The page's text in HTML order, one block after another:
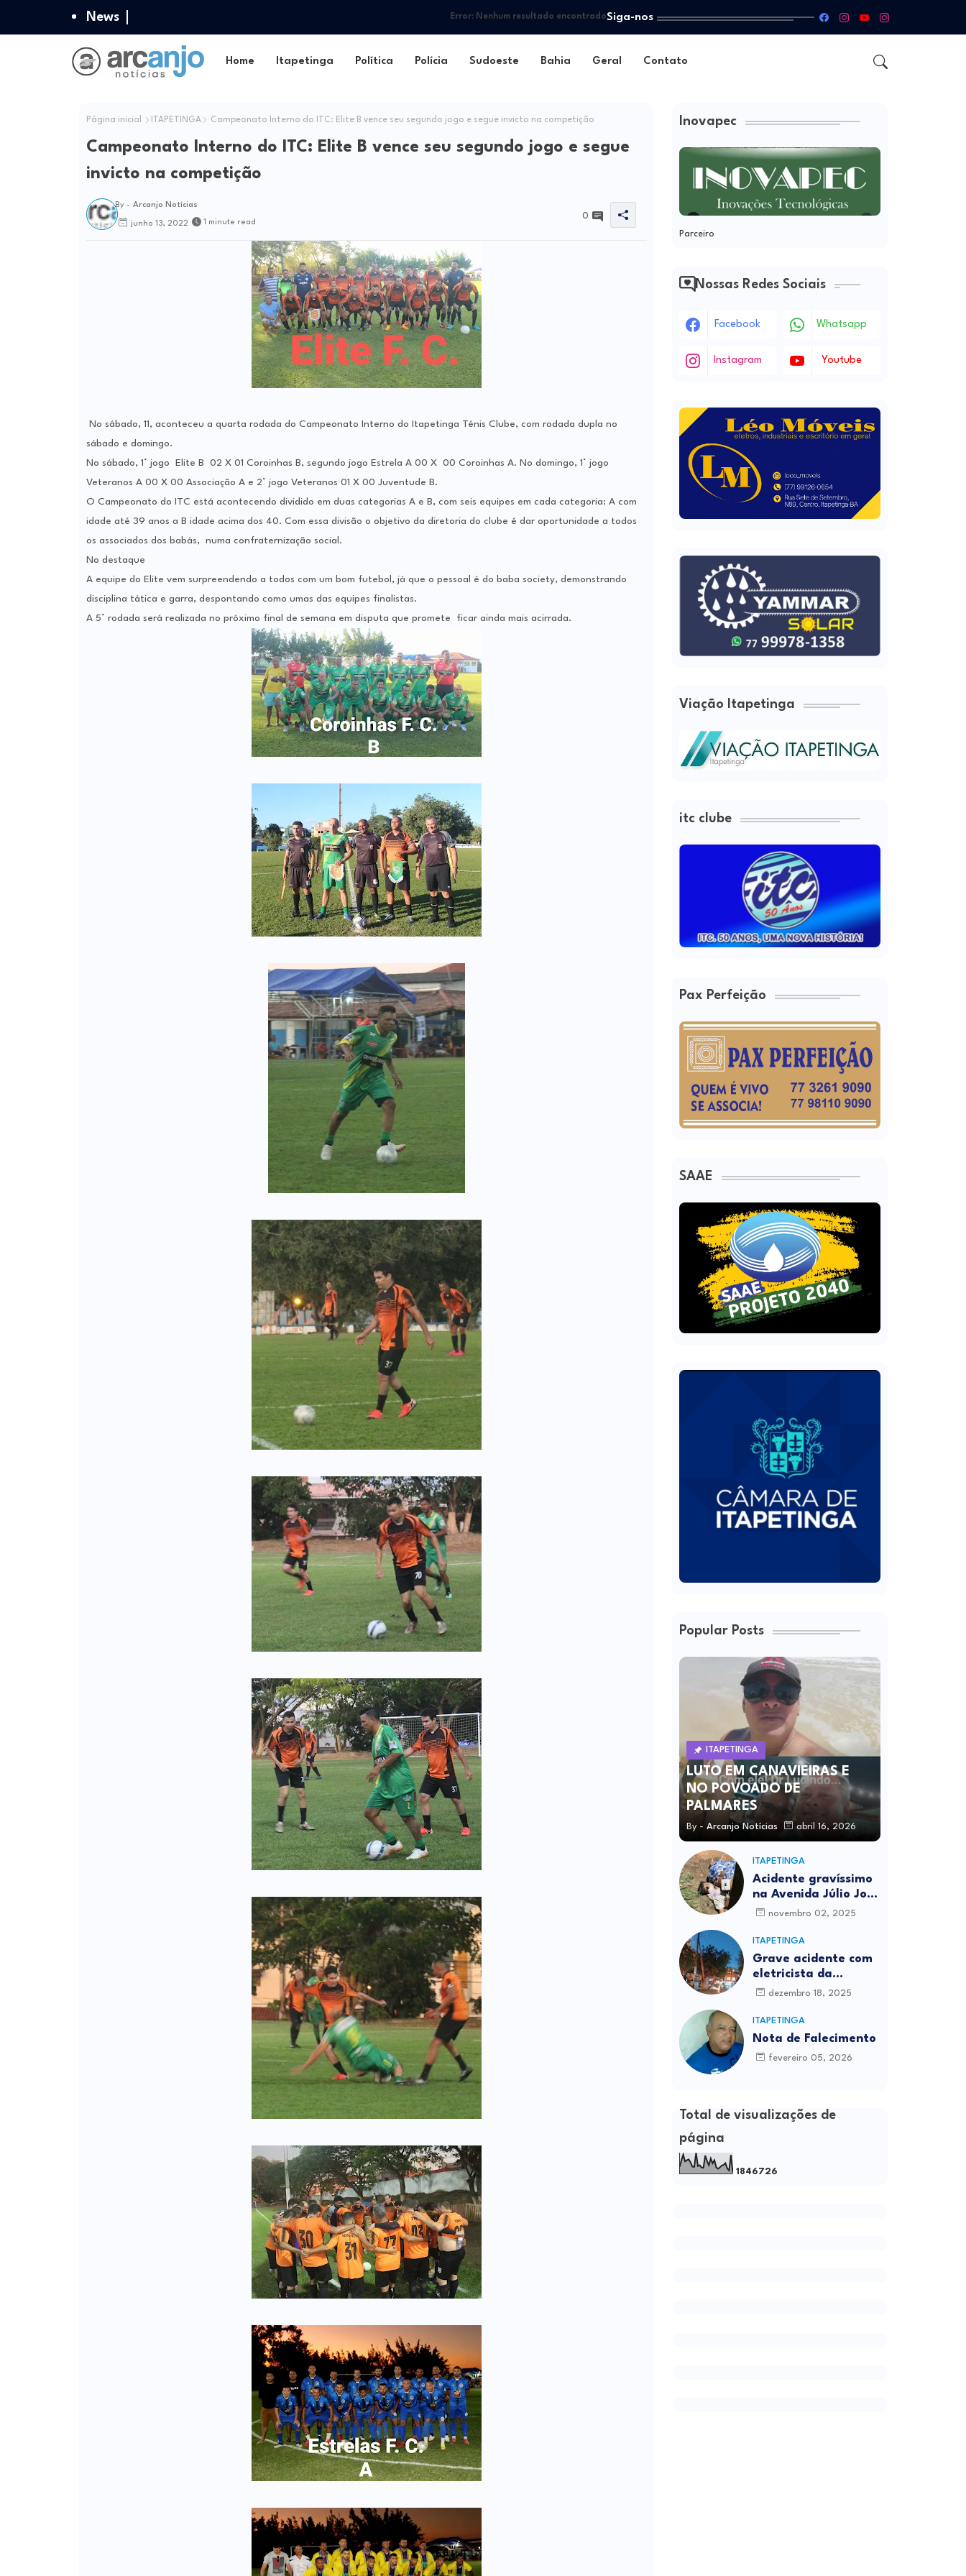
News Error:Nenhum resultado encontradoSiga-nos
Home Itapetinga Política Polícia Sudoeste Bahia Geral Contato
Página inicial ITAPETINGA Campeonato Interno do ITC: Elite B vence seu segundo jogo e segue invicto na competição
Campeonato Interno do ITC: Elite B vence seu segundo jogo e segue
invicto na competição
By - Arcanjo Notícias
junho 13, 2022 1 minute read
0
No sábado, 11, aconteceu a quarta rodada do Campeonato Interno do Itapetinga Ténis Clube, com rodada dupla no
sábado e domingo.
No sábado, 1° jogo Elite B 02 X 01 Coroinhas B, segundo jogo Estrela A 00 X 00 Coroinhas A. No domingo, 1° jogo
Veteranos A 00 X 00 Associação A e 2° jogo Veteranos 01 X 00 Juventude B.
O Campeonato do ITC está acontecendo dividido em duas categorias A e B, com seis equipes em cada categoria: A com
idade até 39 anos a B idade acima dos 40. Com essa divisão o objetivo da diretoria do clube é dar oportunidade a todos
os associados dos babás, numa confraternização social.
No destaque
A equipe do Elite vem surpreendendo a todos com um bom futebol, já que o pessoal é do baba society, demonstrando
disciplina tática e garra, despontando como umas das equipes finalistas.
A 5° rodada será realizada no próximo final de semana em disputa que promete ficar ainda mais acirrada.
Inovapec
Parceiro
Nossas Redes Sociais
Facebook Whatsapp
Instagram Youtube
Viação Itapetinga
itc clube
Pax Perfeição
SAAE
Popular Posts
ITAPETINGA
LUTO EM CANAVIEIRAS E
NO POVOADO DE
PALMARES
By - Arcanjo Notícias abril 16, 2026
ITAPETINGA
Acidente gravíssimo
na Avenida Júlio José
Rodrigues deixa um
novembro 02, 2025
ITAPETINGA
Grave acidente com
eletricista da
Prefeitura é
Itapetinga
dezembro 18, 2025
ITAPETINGA
Nota de Falecimento
fevereiro 05, 2026
Total de visualizações de
página
1 846726